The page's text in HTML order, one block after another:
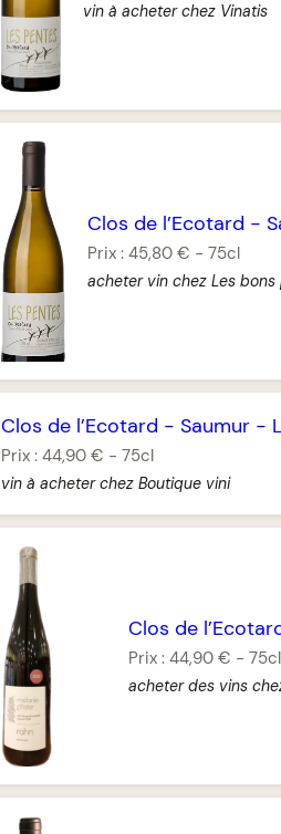
vin à acheter chez Vinatis
Clos de l’Ecotard -
Prix : 45,80 € - 75cl
acheter vin chez Les bons
Clos de l’Ecotard - Saumur-
Prix : 44,90 € - 75cl
vin à acheter chez Boutique vini
Clos de
Prix : 44,90 € - 75cl
acheter des vins